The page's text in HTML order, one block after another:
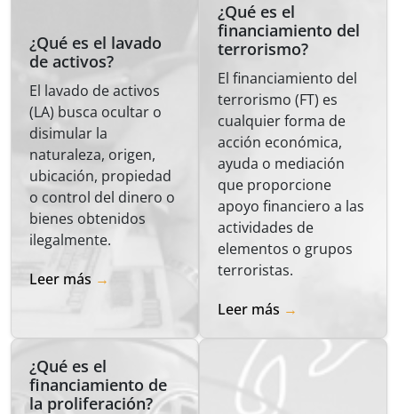
¿Qué es el lavado
de activos?
El lavado de activos
(LA) busca ocultar o
disimular la
naturaleza, origen,
ubicación, propiedad
o control del dinero o
bienes obtenidos
ilegalmente.
Leer más
¿Qué es el
financiamiento del
terrorismo?
El financiamiento del
terrorismo (FT) es
cualquier forma de
acción económica,
ayuda o mediación
que proporcione
apoyo financiero a las
actividades de
elementos o grupos
terroristas.
Leer más
¿Qué es el
financiamiento de
la proliferación?